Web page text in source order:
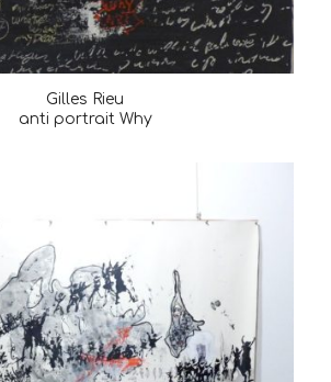
Gilles Rieu
anti portrait Why